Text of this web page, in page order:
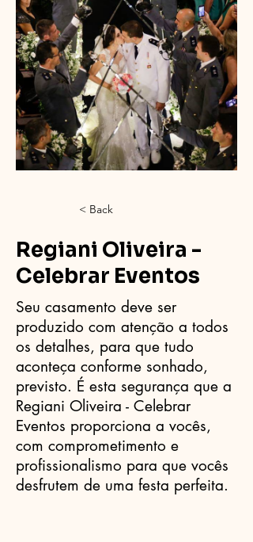
< Back
Regiani Oliveira -
Celebrar Eventos
Seu casamento deve ser
produzido com atenção a todos
os detalhes, para que tudo
aconteça conforme sonhado,
previsto. É esta segurança que a
Regiani Oliveira - Celebrar
Eventos proporciona a vocês,
com comprometimento e
profissionalismo para que vocês
desfrutem de uma festa perfeita.